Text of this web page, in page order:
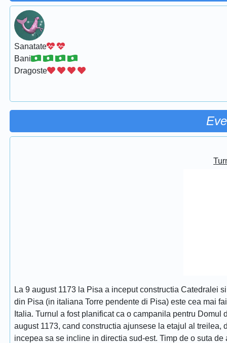
Sanatate
Bani
Dragoste
La 9 august 1173 la Pisa a inceput constructia Catedralei
din Pisa (in italiana Torre pendente di Pisa) este cea mai
Italia. Turnul a fost planificat ca o campanila pentru
august 1173, cand constructia ajunsese la etajul al
incepea sa se incline in directia sud-est. Timp de o suta